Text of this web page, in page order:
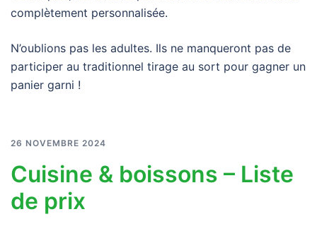
complètement personnalisée.
N’oublions pas les adultes. Ils ne manqueront pas de
participer au traditionnel tirage au sort pour gagner un
panier garni !
26 NOVEMBRE 2024
Cuisine & boissons – Liste
de prix